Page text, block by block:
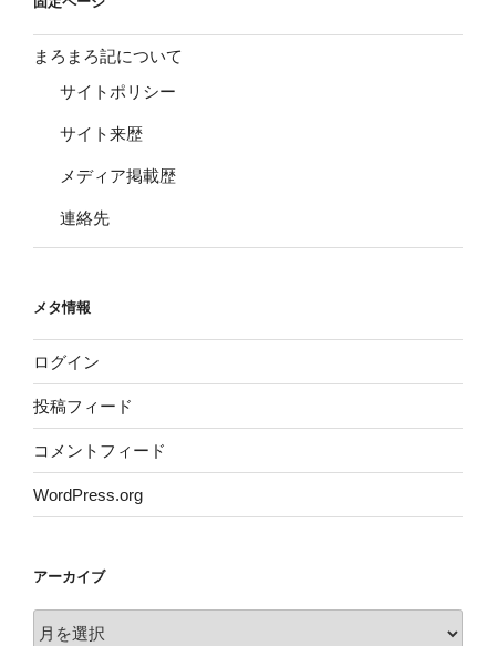
まろまろ記について
サイトポリシー
サイト来歴
メディア掲載歴
連絡先
メタ情報
ログイン
投稿フィード
コメントフィード
WordPress.org
アーカイブ